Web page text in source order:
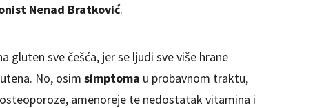
Nenad Bratković.
gluten sve češća, jer se ljudi sve više hrane
No, osim simptoma u probavnom traktu,
amenoreje te nedostatak vitamina i